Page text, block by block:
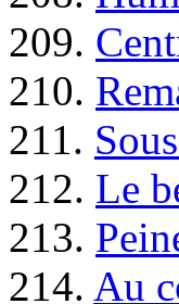
209.
210.
211.
212. Le
213.
214. Au